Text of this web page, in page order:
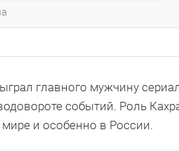
главного мужчину
событий. Роль
и особенно в России.